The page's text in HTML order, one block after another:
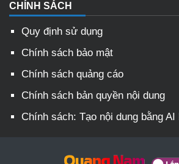
CHÍNH SÁCH
Quy định sử dụng
Chính sách bảo mật
Chính sách quảng cáo
Chính sách bản quyền nội dung
Chính sách: Tạo nội dung bằng AI